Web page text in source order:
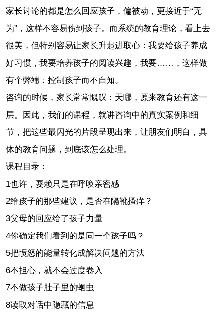
家长讨论的都是怎么回应孩子，偏被动，更接近于“无
为”，这样不容易伤到孩子。而系统的教育理论，看上去
很美，但特别容易让家长升起进取心：我要给孩子养成
好习惯，我要培养孩子的阅读兴趣，我要……，这样做
有个弊端：控制孩子而不自知。
咨询的时候，家长常常慨叹：天哪，原来教育还有这一
层。因此，我们的课程，就讲咨询中的真实案例和细
节，把这些最闪光的片段呈现出来，让朋友们明白，具
体的教育问题，到底该怎么处理。
课程目录：
1也许，耍赖只是在呼唤亲密感
2给孩子的那些建议，是否在隔靴搔痒？
3父母的回应给了孩子力量
4你确定我们看到的是同一个孩子吗？
5把愤怒的能量转化成解决问题的方法
6不担心，就不会过度卷入
7不做孩子肚子里的蛔虫
8读取对话中隐藏的信息